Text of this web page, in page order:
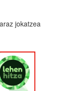
jokatzea